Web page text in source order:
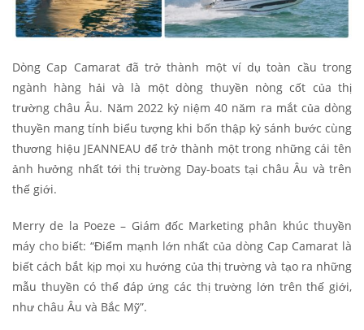
Dòng Cap Camarat đã trở thành một ví dụ toàn cầu trong
ngành hàng hải và là một dòng thuyền nòng cốt của thị
trường châu Âu. Năm 2022 kỷ niệm 40 năm ra mắt của dòng
thuyền mang tính biểu tượng khi bốn thập kỷ sánh bước cùng
thương hiệu JEANNEAU để trở thành một trong những cái tên
ảnh hưởng nhất tới thị trường Day-boats tại châu Âu và trên
thế giới.
Merry de la Poeze – Giám đốc Marketing phân khúc thuyền
máy cho biết: “Điểm mạnh lớn nhất của dòng Cap Camarat là
biết cách bắt kịp mọi xu hướng của thị trường và tạo ra những
mẫu thuyền có thể đáp ứng các thị trường lớn trên thế giới,
như châu Âu và Bắc Mỹ”.